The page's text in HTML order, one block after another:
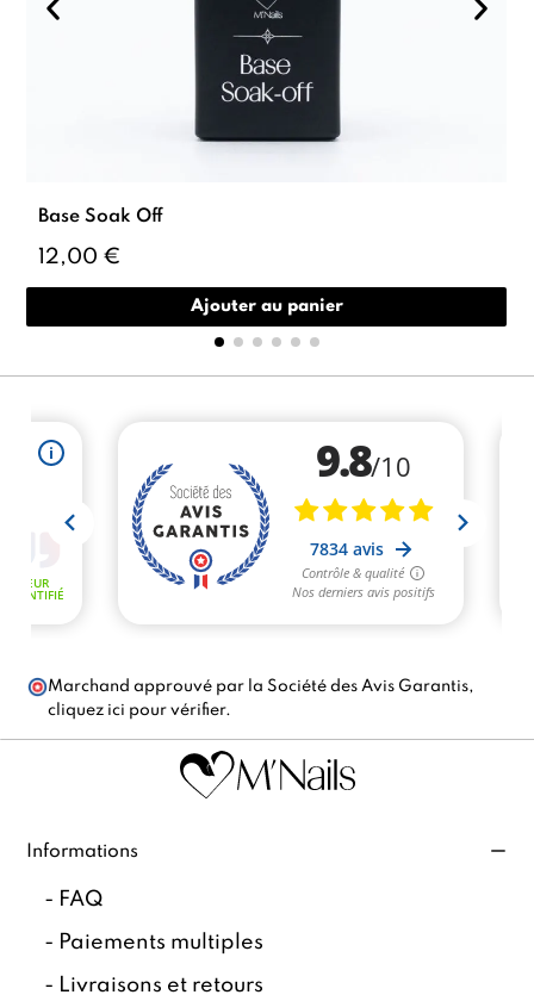
Base Soak Off
12,00 €
Ajouter au panier
Marchand approuvé par la Société des Avis Garantis,
cliquez ici pour vérifier.
Informations
- FAQ
- Paiements multiples
- Livraisons et retours